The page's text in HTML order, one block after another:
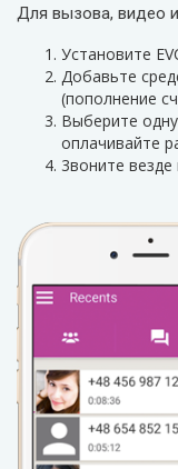
Для вызова, видео
Установите
Добавьте
(пополнение
Выберите
оплачивайте
3воните